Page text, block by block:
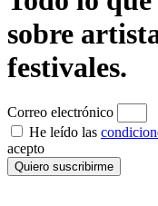
sobre
festivales.
Correo electrónico
He leído las
acepto
Quiero suscribirme